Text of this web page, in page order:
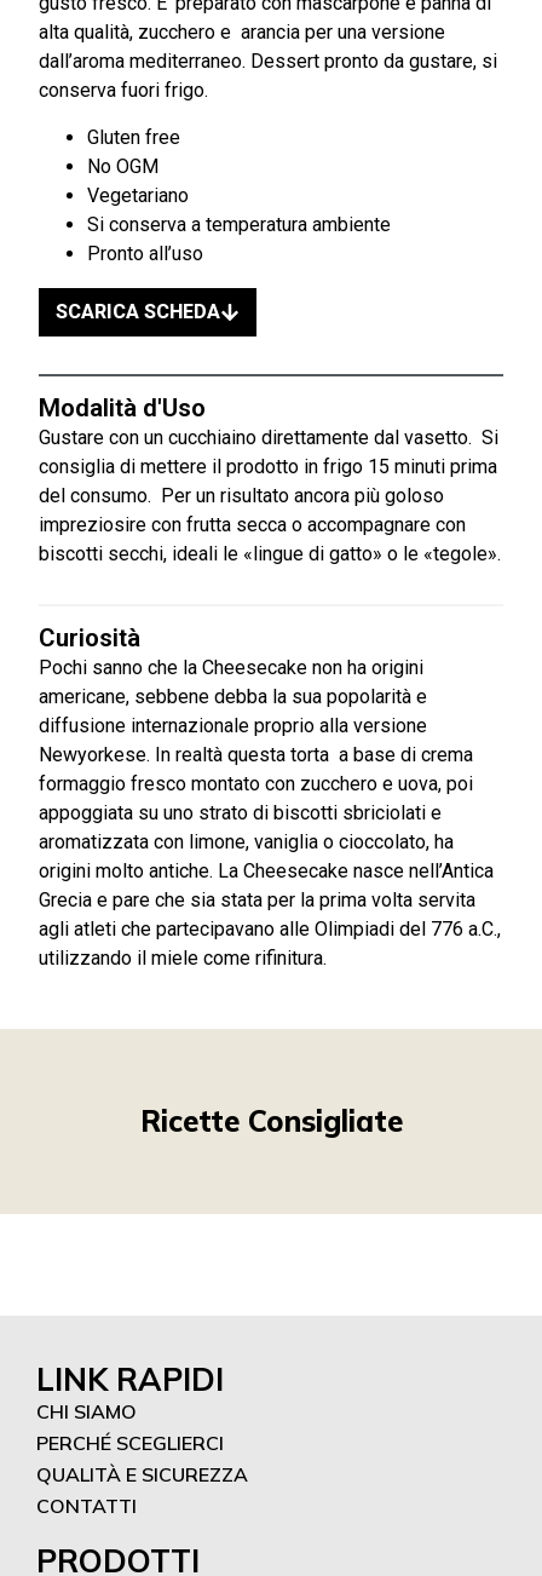
alta qualità, zucchero e arancia per una versione
dall’aroma mediterraneo. Dessert pronto da gustare, si
conserva fuori frigo.
Gluten free
No OGM
Vegetariano
Si conserva a temperatura ambiente
Pronto all’uso
SCARICA SCHEDA
Modalità d'Uso
Gustare con un cucchiaino direttamente dal vasetto. Si
consiglia di mettere il prodotto in frigo 15 minuti prima
del consumo. Per un risultato ancora più goloso
impreziosire con frutta secca o accompagnare con
biscotti secchi, ideali le «lingue di gatto» o le «tegole».
Curiosità
Pochi sanno che la Cheesecake non ha origini
americane, sebbene debba la sua popolarità e
diffusione internazionale proprio alla versione
Newyorkese. In realtà questa torta a base di crema
formaggio fresco montato con zucchero e uova, poi
appoggiata su uno strato di biscotti sbriciolati e
aromatizzata con limone, vaniglia o cioccolato, ha
origini molto antiche. La Cheesecake nasce nell’Antica
Grecia e pare che sia stata per la prima volta servita
agli atleti che partecipavano alle Olimpiadi del 776 a.C.,
utilizzando il miele come rifinitura.
Ricette Consigliate
LINK RAPIDI
CHI SIAMO
PERCHÉ SCEGLIERCI
QUALITÀ E SICUREZZA
CONTATTI
PRODOTTI